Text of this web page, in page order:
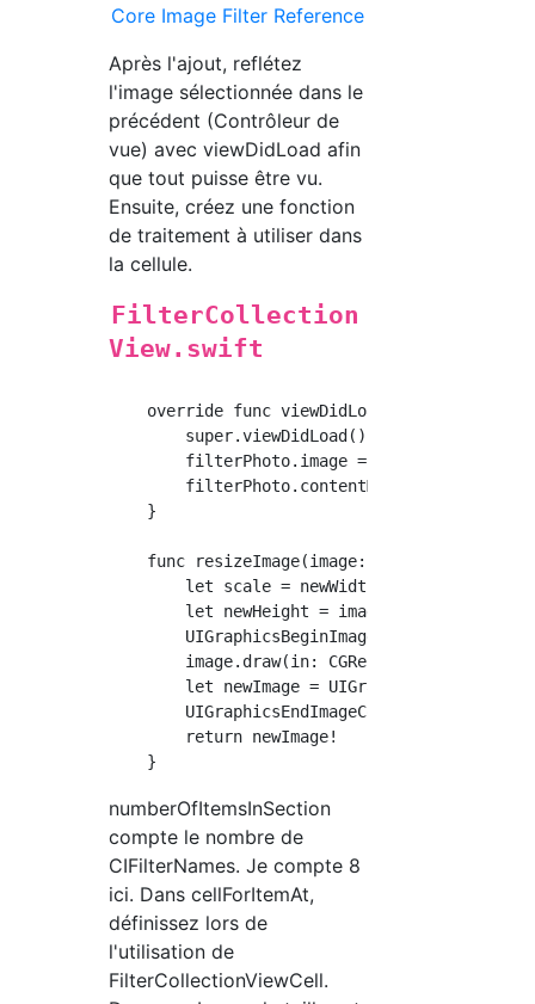
Core Image Filter Reference
Après l'ajout, reflétez
l'image sélectionnée dans le
précédent (Contrôleur de
vue) avec viewDidLoad afin
que tout puisse être vu.
Ensuite, créez une fonction
de traitement à utiliser dans
la cellule.
FilterCollection
View.swift
    override func viewDidLoad() {
        super.viewDidLoad()
        filterPhoto.image = selectedImage
filterPhoto.contentMode =
    }
func resizeImage(image: UIImage,
let scale = newWidth /
let newHeight = image.size.height *
image.draw(in: CGRect(x: 0, y: 0,
let newImage =
        UIGraphicsEndImageContext()
        return newImage!
numberOfItemsInSection
compte le nombre de
CIFilterNames. Je compte 8
ici. Dans cellForItemAt,
définissez lors de
l'utilisation de
FilterCollectionViewCell.